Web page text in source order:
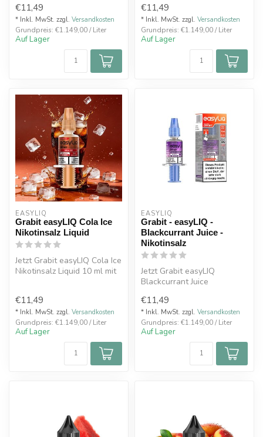
€11,49
* Inkl. MwSt. zzgl. Versandkosten
Grundpreis: €1.149,00 / Liter
Auf Lager
kaufen. S...
€11,49
* Inkl. MwSt. zzgl. Versandkosten
Grundpreis: €1.149,00 / Liter
Auf Lager
EASYLIQ
Grabit easyLIQ Cola Ice
Nikotinsalz Liquid
Jetzt Grabit easyLIQ Cola Ice
Nikotinsalz Liquid 10 ml mit
€11,49
* Inkl. MwSt. zzgl. Versandkosten
Grundpreis: €1.149,00 / Liter
Auf Lager
EASYLIQ
Grabit - easyLIQ -
Blackcurrant Juice -
Nikotinsalz
Jetzt Grabit easyLIQ
Blackcurrant Juice
20 mg kaufe...
€11,49
* Inkl. MwSt. zzgl. Versandkosten
Grundpreis: €1.149,00 / Liter
Auf Lager